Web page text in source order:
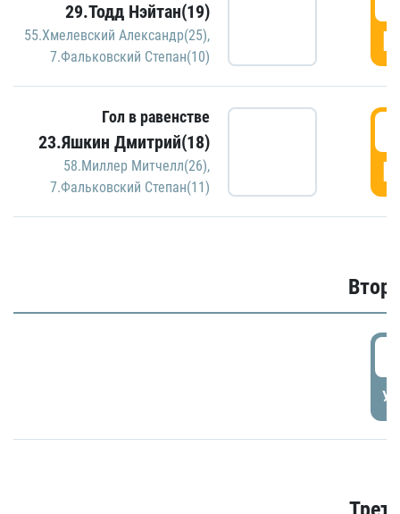
29.Тодд Нэйтан(19)
55.Хмелевский Александр(25),
7.Фальковский Степан(10)
Гол в равенстве
23.Яшкин Дмитрий(18)
58.Миллер Митчелл(26),
7.Фальковский Степан(11)